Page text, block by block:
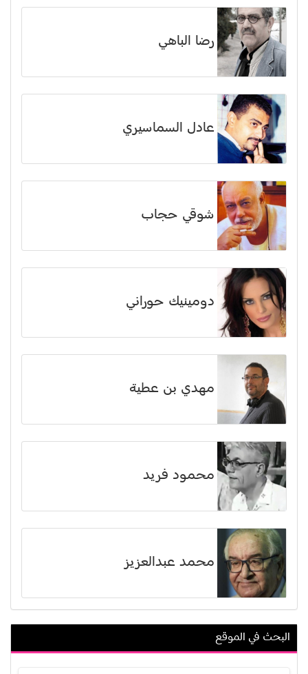
رضا الباهي
عادل السماسيري
شوقي حجاب
دومينيك حوراني
مهدي بن عطية
محمود فريد
محمد عبدالعزيز
عمرو واكد
البحث في الموقع